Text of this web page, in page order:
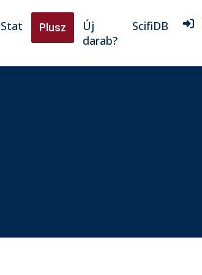
Stat Plusz
Új
darab?
ScifiDB